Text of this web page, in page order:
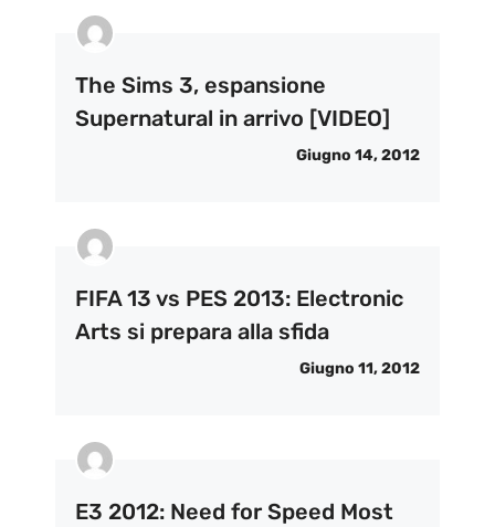
The Sims 3, espansione
Supernatural in arrivo [VIDEO]
Giugno 14, 2012
FIFA 13 vs PES 2013: Electronic
Arts si prepara alla sfida
Giugno 11, 2012
E3 2012: Need for Speed Most